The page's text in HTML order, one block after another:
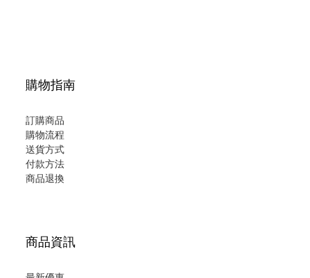
購物指南
訂購商品
購物流程
送貨方式
付款方法
商品退換
商品資訊